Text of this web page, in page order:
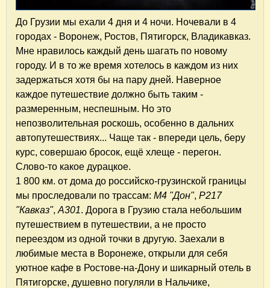
До Грузии мы ехали 4 дня и 4 ночи. Ночевали в 4
городах - Воронеж, Ростов, Пятигорск, Владикавказ.
Мне нравилось каждый день шагать по новому
городу. И в то же время хотелось в каждом из них
задержаться хотя бы на пару дней. Наверное
каждое путешествие должно быть таким -
размеренным, неспешным. Но это
непозволительная роскошь, особенно в дальних
автопутешествиях... Чаще так - впереди цель, беру
курс, совершаю бросок, ещё хлеще - перегон.
Слово-то какое дурацкое.
1 800 км. от дома до российско-грузинской границы
мы проследовали по трассам: М4 "Дон", Р217
"Кавказ", А301. Дорога в Грузию стала небольшим
путешествием в путешествии, а не просто
переездом из одной точки в другую. Заехали в
любимые места в Воронеже, открыли для себя
уютное кафе в Ростове-на-Дону и шикарный отель в
Пятигорске, душевно погуляли в Нальчике,